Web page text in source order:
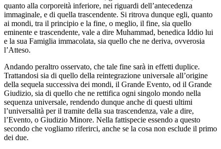
quanto alla corporeità inferiore, nei riguardi dell’antecedenza
immaginale, e di quella trascendente. Si ritrova dunque egli, quanto
ai mondi, tra il principio e la fine, o meglio, il fine, sia quello
eminente e trascendente, vale a dire Muhammad, benedica Iddio lui
e la sua Famiglia immacolata, sia quello che ne deriva, ovverosia
l’Atteso.
Andando peraltro osservato, che tale fine sarà in effetti duplice.
Trattandosi sia di quello della reintegrazione universale all’origine
della sequela successiva dei mondi, il Grande Evento, od il Grande
Giudizio, sia di quello che ne rettifica ogni singolo mondo nella
sequenza universale, rendendo dunque anche di questi ultimi
l’universalità per il tramite della sua trascendenza, vale a dire,
l’Evento, o Giudizio Minore. Nella fattispecie essendo a questo
secondo che vogliamo riferirci, anche se la cosa non esclude il primo
dei due.